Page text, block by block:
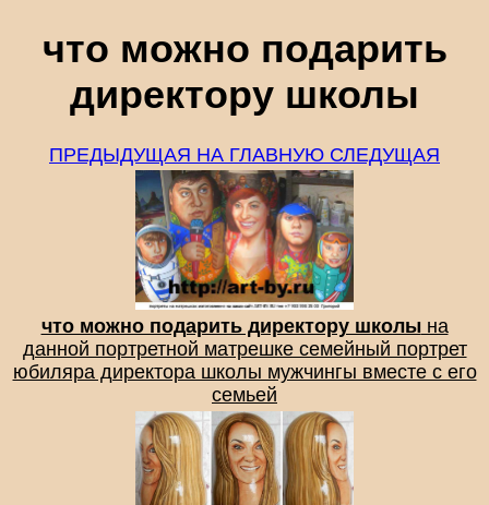
что можно подарить
директору школы
ПРЕДЫДУЩАЯ НА ГЛАВНУЮ СЛЕДУЩАЯ
что можно подарить директору школына
данной портретной матрешке семейный портрет
юбиляра директора школы мужчингы вместе с его
семьей